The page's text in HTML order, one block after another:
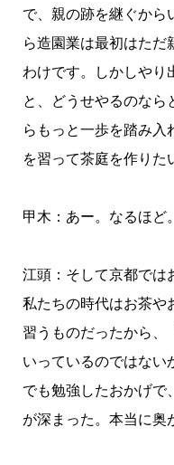
で、親の跡を継ぐから
ら造園業は最初はただ
わけです。しかしやり
と、どうせやるのな
らもっと一歩を踏み
を習って茶庭を作りた
甲木：あー。なるほど。
江頭：そして京都では
私たちの時代はお茶や
習うものだったから、
いっているのではない
でも勉強したおかげで
が深まった。本当に奥